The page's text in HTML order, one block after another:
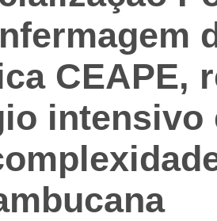
CEAPE,
intensivo